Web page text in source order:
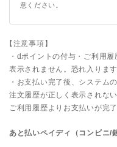
意ください。
【注意事項】
・dポイントの付与・ご利用
表示されません。恐れ入りま
・お支払い完了後、システム
注文履歴が正しく表示されな
ご利用履歴よりお支払いが完
あと払いペイディ（コンビニ/